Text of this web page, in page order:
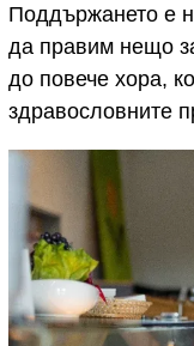
Поддържането е
да правим нещо
до повече хора,
здравословните